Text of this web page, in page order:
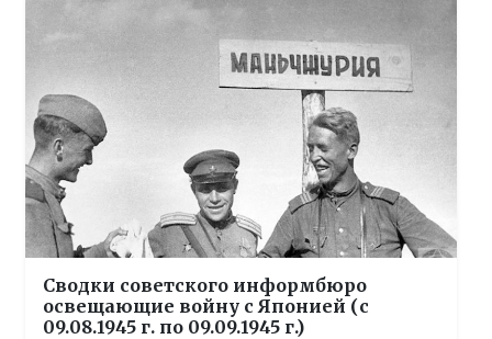
Сводки советского информбюро
освещающие войну с Японией (с
09.08.1945 г. по 09.09.1945 г.)